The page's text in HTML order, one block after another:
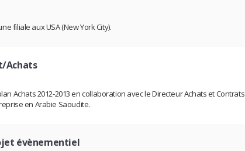
filiale aux USA (New York City).
Achats
Achats 2012-2013 en collaboration avec le Directeur Achats et Contrats
en Arabie Saoudite.
évènementiel